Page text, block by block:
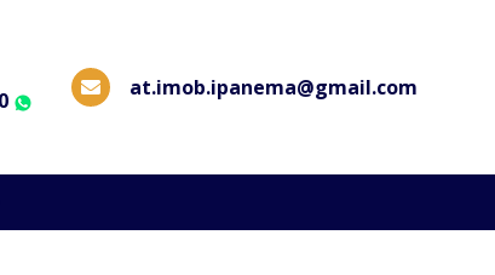
WhatsApp
at.imob.ipanema@gmail.com